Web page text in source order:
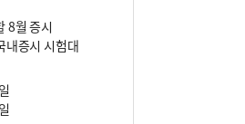
8월 증시
내증시 시험대